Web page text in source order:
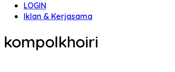
LOGIN
Iklan & Kerjasama
kompolkhoiri